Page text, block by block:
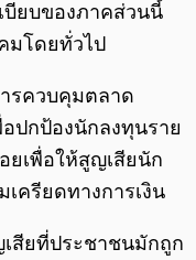
บียบของภาคส่วนนี้
มโดยทั่วไป
รควบคุมตลาด
ปกป้องนักลงทุนราย
เพื่อให้สูญเสียนัก
ครียดทางการเงิน
สียที่ประชาชนมักถูก